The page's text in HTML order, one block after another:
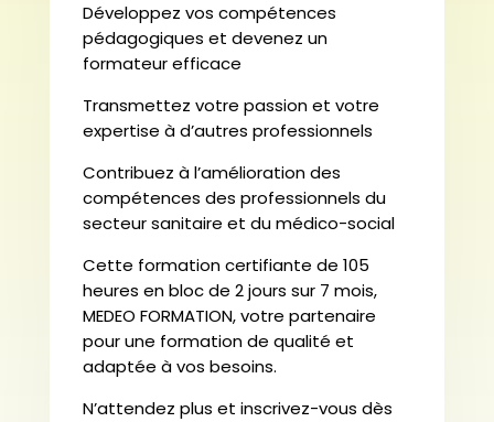
Développez vos compétences
pédagogiques et devenez un
formateur efficace
Transmettez votre passion et votre
expertise à d’autres professionnels
Contribuez à l’amélioration des
compétences des professionnels du
secteur sanitaire et du médico-social
Cette formation certifiante de 105
heures en bloc de 2 jours sur 7 mois,
MEDEO FORMATION, votre partenaire
pour une formation de qualité et
adaptée à vos besoins.
N’attendez plus et inscrivez-vous dès